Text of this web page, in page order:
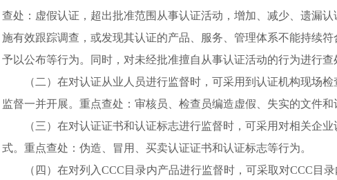
查处：虚假认证，超出批准范围从事认证活动，增加、减少、遗漏
施有效跟踪调查，或发现其认证的产品、服务、管理体系不能持续
予以公布等行为。同时，对未经批准擅自从事认证活动的行为进行查
（二）在对认证从业人员进行监督时，可采用到认证机构现场检
监督一并开展。重点查处：审核员、检查员编造虚假、失实的文件和
（三）在对认证证书和认证标志进行监督时，可采用对相关企业
式。重点查处：伪造、冒用、买卖认证证书和认证标志等行为。
（四）在对列入CCC目录内产品进行监督时，可采取对CCC目录